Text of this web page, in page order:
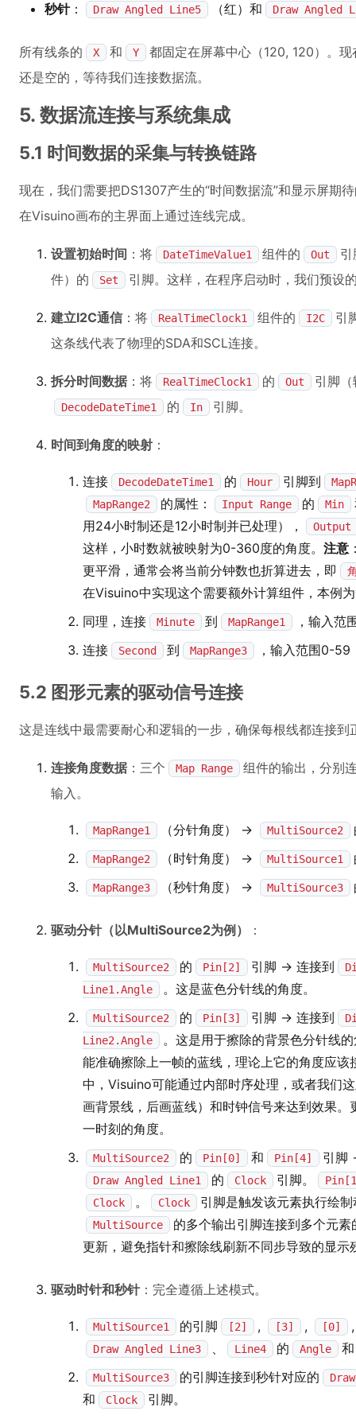
秒针： Draw Angled Line5 （红）和 Draw Angled
所有线条的 X 和 Y
都固定在屏幕中心（120, 120）。
还是空的，等待我们连接数据流。
5. 数据流连接与系统集成
5.1 时间数据的采集与转换链路
现在，我们需要把DS1307产生的“时间数据流”和显示屏期
在Visuino画布的主界面上通过连线完成。
设置初始时间 ：将 DateTimeValue1 组件的 Out
件）的
Set 引脚。这样，在程序启动时，我们预设
建立I2C通信 ：将 RealTimeClock1 组件的 I2C
引
这条线代表了物理的SDA和SCL连接。
拆分时间数据 ：将 RealTimeClock1 的 Out 引脚
DecodeDateTime1 的 In 引脚。
时间到角度的映射 ：
连接 DecodeDateTime1 的 Hour 引脚到
MapRange2
的属性： Input Range 的 Min
用24小时制还是12小时制并已处理），
Output
这样，小时数就被映射为0-360度的角度。 注意
更平滑，通常会将当前分钟数也折算进去，即
在Visuino中实现这个需要额外计算组件，本例
同理，连接
Minute 到 MapRange1
，输入
连接
Second 到 MapRange3 ，输入范围0-
5.2 图形元素的驱动信号连接
这是连线中最需要耐心和逻辑的一步，确保每根线都连接到
连接角度数据 ：三个 Map Range
组件的输出，分别
输入。
MapRange1 （分针角度） -> MultiSource2
MapRange2 （时针角度） -> MultiSource1
MapRange3 （秒针角度） -> MultiSource3
驱动分针（以MultiSource2为例） ：
MultiSource2 的 Pin[2] 引脚 -> 连接到
Line1.Angle
。这是蓝色分针线的角度。
MultiSource2 的 Pin[3] 引脚 -> 连接到
Line2.Angle
。这是用于擦除的背景色分针线
能准确擦除上一帧的蓝线，理论上它的角度应该
中，Visuino可能通过内部时序处理，或者我们
画背景线，后画蓝线）和时钟信号来达到效果
一时刻的角度。
MultiSource2 的 Pin[0] 和 Pin[4] 引脚
Draw Angled Line1 的 Clock 引脚。
Clock
。 Clock 引脚是触发该元素执行绘
MultiSource
的多个输出引脚连接到多个元素
更新，避免指针和擦除线刷新不同步导致的显示
驱动时针和秒针：完全遵循上述模式。
MultiSource1 的引脚 [2] , [3] , [0]
Draw Angled Line3 、 Line4 的 Angle 和
MultiSource3 的引脚连接到秒针对应的
和 Clock 引脚。